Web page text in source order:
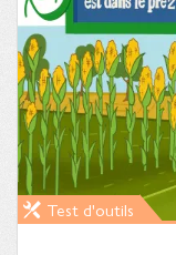
Test d'outils